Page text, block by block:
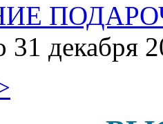
31 декабря